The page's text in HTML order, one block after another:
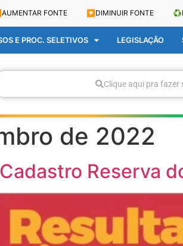
AUMENTAR FONTE 🔽 DIMINUIR FONTE ♻️
E PROC. SELETIVOS LEGISLAÇÃO
Clique aqui pra fazer
de 2022
Reserva